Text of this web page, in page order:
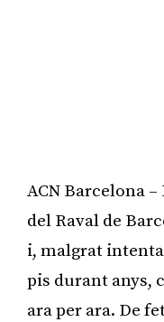
ACN Barcelona
del Raval de
i, malgrat
pis durant anys,
ara per ara. De